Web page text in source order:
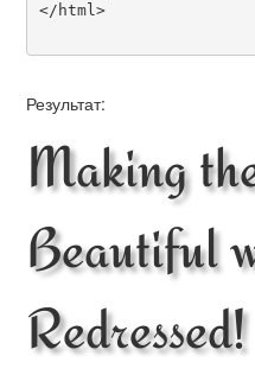
</html>
Результат:
Making
Beautiful
Redressed!